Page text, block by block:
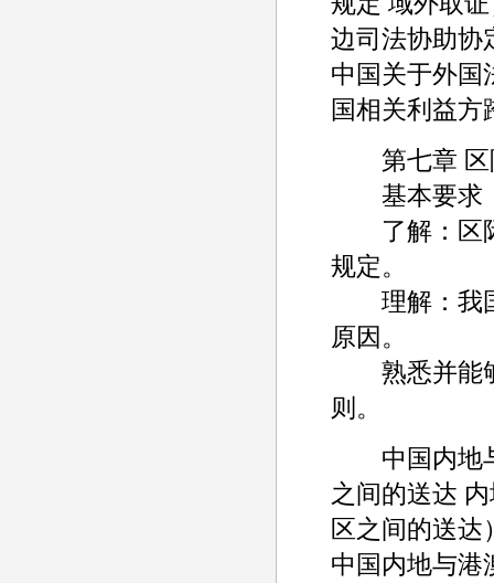
边司法协助协
中国关于外国
国相关利益方
第七章 区
基本要求
了解：区际
规定。
理解：我国
原因。
熟悉并能够
则。
中国内地与
之间的送达
区之间的送达
中国内地与港